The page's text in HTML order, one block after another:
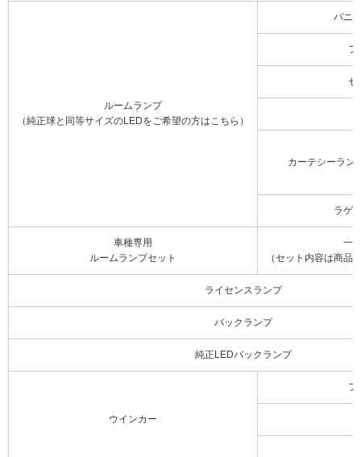
ルームランプ
（純正球と同等サイズのLEDをご希望の方はこちら）
バニ
フ
セ
カーテシーラン
ラゲ
車種専用
ルームランプセット
一
（セット内容は商品
ライセンスランプ
バックランプ
純正LEDバックランプ
ウインカー
フ